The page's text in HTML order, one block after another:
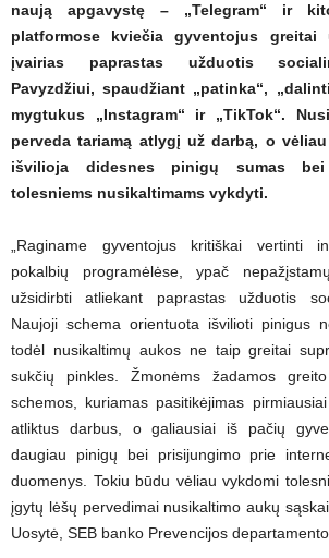
naują apgavystę – „Telegram“ ir
platformose kviečia gyventojus greitai
įvairias paprastas užduotis
Pavyzdžiui, spaudžiant „patinka“,
mygtukus „Instagram“ ir „TikTok“.
perveda tariamą atlygį už darbą, o
išvilioja didesnes pinigų sumas
tolesniems nusikaltimams vykdyti.
„Raginame gyventojus kritiškai vertinti
pokalbių programėlėse, ypač
užsidirbti atliekant paprastas užduotis
Naujoji schema orientuota išvilioti pinigus
todėl nusikaltimų aukos ne taip greitai
sukčių pinkles. Žmonėms žadamos
schemos, kuriamas pasitikėjimas
atliktus darbus, o galiausiai iš pačių
daugiau pinigų bei prisijungimo prie
duomenys. Tokiu būdu vėliau vykdomi
įgytų lėšų pervedimai nusikaltimo aukų
Uosytė, SEB banko Prevencijos